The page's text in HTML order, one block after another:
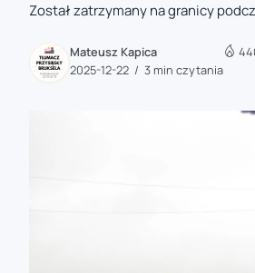
zaobserwuj nas
zaobserwuj nas
Został zatrzymany na granicy
Mateusz Kapica
2025-12-22
3 min czytania